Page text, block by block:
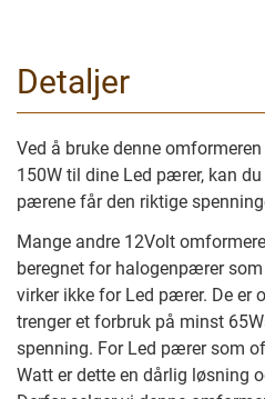
Detaljer
Ved å bruke denne
150W til dine Led pærer, kan
pærene får den riktige
Mange andre 12Volt
beregnet for halogenpærer
virker ikke for Led pærer. De er
trenger et forbruk på minst
spenning. For Led pærer som
Watt er dette en dårlig løsning